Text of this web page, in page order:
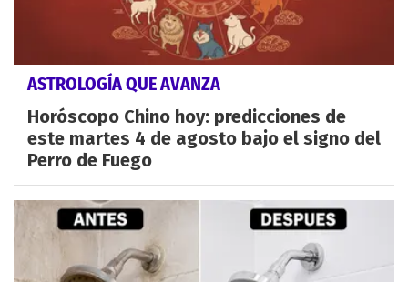
ASTROLOGÍA QUE AVANZA
Horóscopo Chino hoy: predicciones de
este martes 4 de agosto bajo el signo del
Perro de Fuego